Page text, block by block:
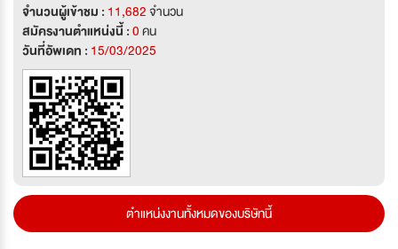
จำนวนผู้เข้าชม : 11,682จำนวน
สมัครงานตำแหน่งนี้ :0คน
วันที่อัพเดท : 15/03/2025
ตำแหน่งงานทั้งหมดของบริษัทนี้